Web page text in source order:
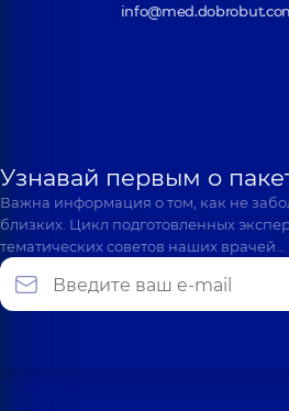
Узнавай первым о
Важна информация о том, как не
близких. Цикл подготовленных
тематических советов наших врачей…